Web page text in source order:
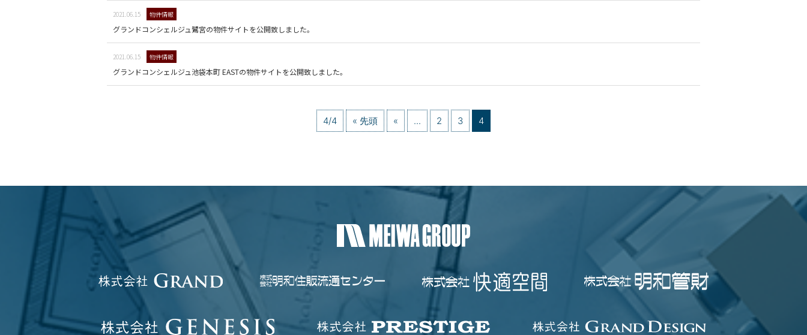
2021.06.15 物件情報
グランドコンシェルジュ鷺宮の物件サイトを公開致しました。
2021.06.15 物件情報
グランドコンシェルジュ池袋本町 EASTの物件サイトを公開致しました。
4/4 « 先頭 « ... 2 3 4